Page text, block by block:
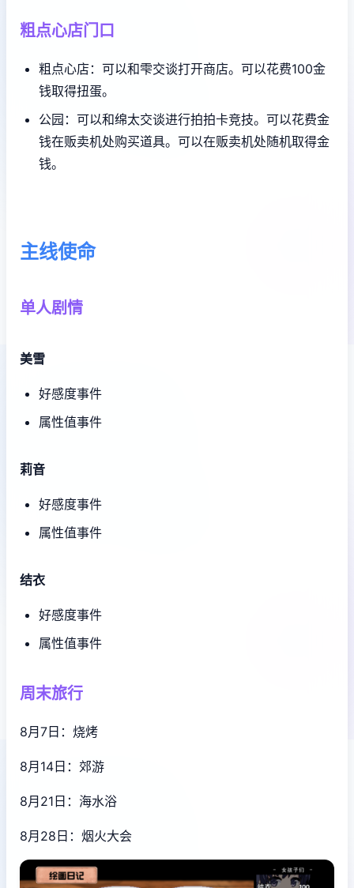
粗点心店门口
粗点心店：可以和雫交谈打开商店。可以花费100金
钱取得扭蛋。
公园：可以和绵太交谈进行拍拍卡竞技。可以花费金
钱在贩卖机处购买道具。可以在贩卖机处随机取得金
钱。
主线使命
单人剧情
美雪
好感度事件
属性值事件
莉音
好感度事件
属性值事件
结衣
好感度事件
属性值事件
周末旅行
8月7日：烧烤
8月14日：郊游
8月21日：海水浴
8月28日：烟火大会